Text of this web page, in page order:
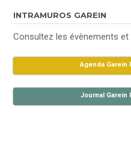
INTRAMUROS GAREIN
Consultez les évènements et
Agenda Garein
Journal Garein